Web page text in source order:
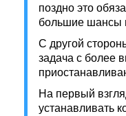
поздно это
большие шансы
С другой
задача с более
На первый
устанавливать